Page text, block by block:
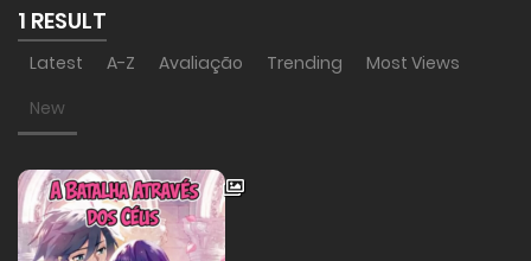
1 RESULT
Latest A-Z Avaliação Trending
Most Views
New